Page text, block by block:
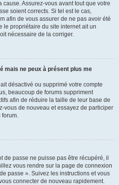
Assurez-vous avant tout que votre
soient corrects. Si tel est le cas,
afin de vous assurer de ne pas avoir été
le propriétaire du site internet ait un
nécessaire de la corriger.
mais ne peux à présent plus me
désactivé ou supprimé votre compte
beaucoup de forums suppriment
afin de réduire la taille de leur base de
vous de nouveau et essayez de participer
forum.
de passe ne puisse pas être récupéré, il
vous rendre sur la page de connexion
passe ». Suivez les instructions et vous
connecter de nouveau rapidement.